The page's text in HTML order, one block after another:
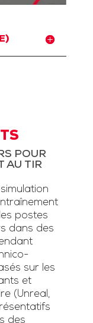
POUR
AU TIR
postes
dans des
sur les
et
(Unreal,
des